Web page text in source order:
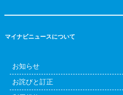
マイナビニュースについて
お知らせ
お詫びと訂正